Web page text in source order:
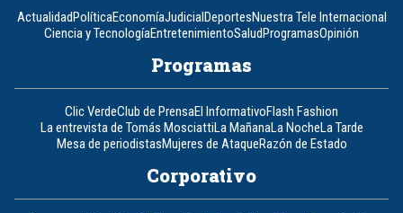
ActualidadPolíticaEconomíaJudicialDeportesNuestra Tele Internacional
Ciencia y TecnologíaEntretenimientoSaludProgramasOpinión
Programas
Clic VerdeClub de PrensaEl InformativoFlash Fashion
La entrevista de Tomás MosciattiLa MañanaLa NocheLa Tarde
Mesa de periodistasMujeres de AtaqueRazón de Estado
Corporativo